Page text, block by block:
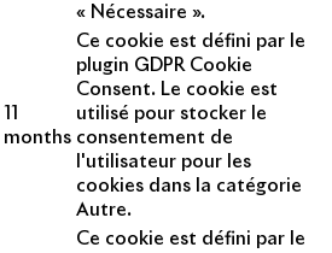
« Nécessaire ».
months
Ce cookie est défini par le
plugin GDPR Cookie
Consent. Le cookie est
utilisé pour stocker le
consentement de
l'utilisateur pour les
cookies dans la catégorie
Autre.
Ce cookie est défini par le